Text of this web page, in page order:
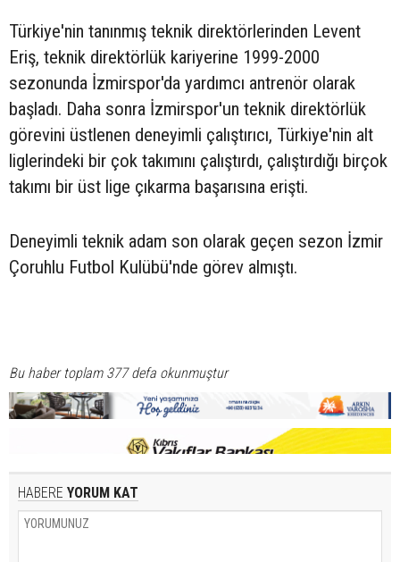
Türkiye'nin tanınmış teknik direktörlerinden Levent
Eriş, teknik direktörlük kariyerine 1999-2000
sezonunda İzmirspor'da yardımcı antrenör olarak
başladı. Daha sonra İzmirspor'un teknik direktörlük
görevini üstlenen deneyimli çalıştırıcı, Türkiye'nin alt
liglerindeki bir çok takımını çalıştırdı, çalıştırdığı birçok
takımı bir üst lige çıkarma başarısına erişti.
Deneyimli teknik adam son olarak geçen sezon İzmir
Çoruhlu Futbol Kulübü'nde görev almıştı.
Bu haber toplam 377 defa okunmuştur
HABERE YORUM KAT